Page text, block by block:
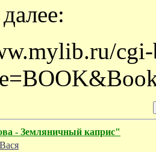
- Земляничный каприс"